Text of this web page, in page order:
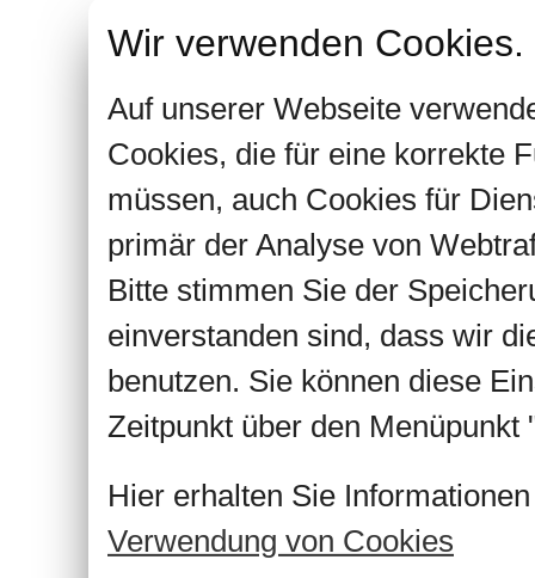
Wir verwenden Cookies.
Auf unserer Webseite
Cookies, die für eine korrekte
müssen, auch Cookies für
primär der Analyse von
Bitte stimmen Sie der
einverstanden sind, dass wir
benutzen. Sie können diese
Zeitpunkt über den Menüpunkt
Hier erhalten Sie
Verwendung von Cookies